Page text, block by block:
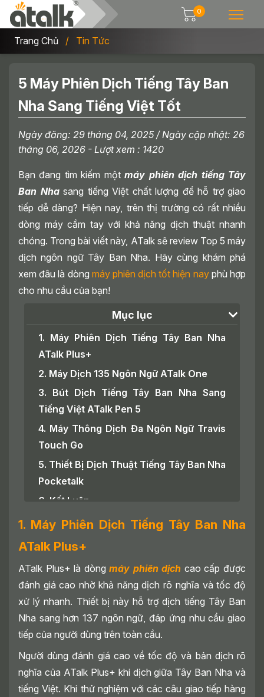
0
Trang Chủ Tin Tức
5 Máy Phiên Dịch Tiếng Tây Ban
Nha Sang Tiếng Việt Tốt
Ngày đăng: 29 tháng 04, 2025 / Ngày cập nhật: 26
tháng 06, 2026 - Lượt xem : 1420
Bạn đang tìm kiếm mộtmáy phiên dịch tiếng Tây
Ban Nhasang tiếng Việt chất lượng để hỗ trợ giao
tiếp dễ dàng? Hiện nay, trên thị trường có rất nhiều
dòng máy cầm tay với khả năng dịch thuật nhanh
chóng. Trong bài viết này, ATalk sẽ review Top 5 máy
dịch ngôn ngữ Tây Ban Nha. Hãy cùng khám phá
xem đâu là dòng máy phiên dịch tốt hiện nayphù hợp
cho nhu cầu của bạn!
Mục lục
1. Máy Phiên Dịch Tiếng Tây Ban Nha
ATalk Plus+
2. Máy Dịch 135 Ngôn Ngữ ATalk One
3. Bút Dịch Tiếng Tây Ban Nha Sang
Tiếng Việt ATalk Pen 5
4. Máy Thông Dịch Đa Ngôn Ngữ Travis
Touch Go
5. Thiết Bị Dịch Thuật Tiếng Tây Ban Nha
Pocketalk
6. Kết Luận
1. Máy Phiên Dịch Tiếng Tây Ban Nha
ATalk Plus+
ATalk Plus+ là dòngmáy phiên dịch cao cấp được
đánh giá cao nhờ khả năng dịch rõ nghĩa và tốc độ
xử lý nhanh. Thiết bị này hỗ trợ dịch tiếng Tây Ban
Nha sang hơn 137 ngôn ngữ, đáp ứng nhu cầu giao
tiếp của người dùng trên toàn cầu.
Người dùng đánh giá cao về tốc độ và bản dịch rõ
nghĩa của ATalk Plus+ khi dịch giữa Tây Ban Nha và
tiếng Việt. Khi thử nghiệm với các câu giao tiếp hàng